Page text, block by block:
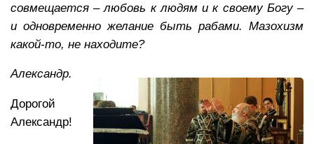
совмещается – любовь к людям и к своему Богу –
и одновременно желание быть рабами. Мазохизм
какой-то, не находите?
Александр.
Дорогой
Александр!